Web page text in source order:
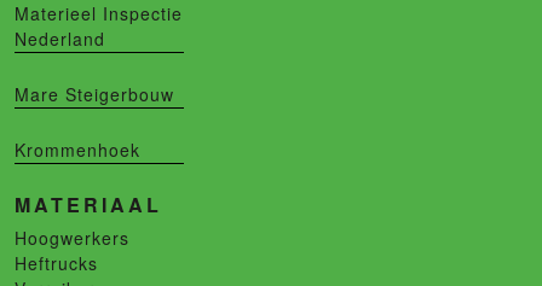
MATERIAAL
Hoogwerkers
Heftrucks
Materieel Inspectie
Nederland
Mare Steigerbouw
Krommenhoek